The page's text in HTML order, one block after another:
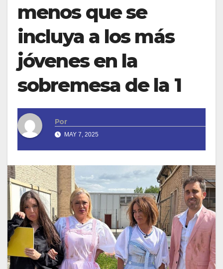
menos que se
incluya a los más
jóvenes en la
sobremesa de la 1
Por
MAY 7, 2025